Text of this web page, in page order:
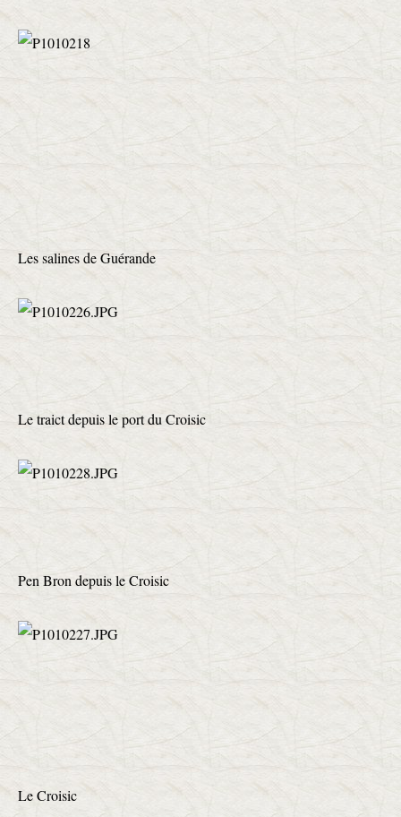
Les salines de Guérande
Le traict depuis le port du Croisic
Pen Bron depuis le Croisic
Le Croisic